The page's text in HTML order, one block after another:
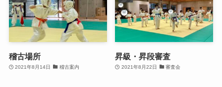
稽古場所
2021年8月14日 稽古案内
昇級・昇段審査
2021年8月22日 審査会